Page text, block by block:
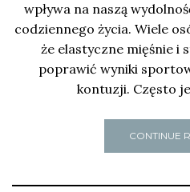
wpływa na naszą
codziennego życia. Wiele
że elastyczne mięśnie i
poprawić wyniki
kontuzji. Często
CONTINUE